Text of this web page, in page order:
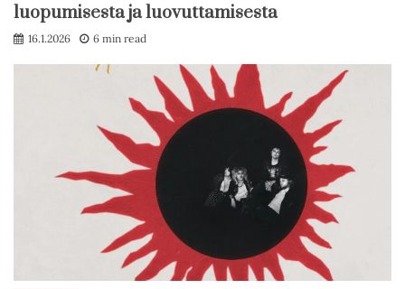
luopumisesta ja luovuttamisesta
16.1.2026 6 min read